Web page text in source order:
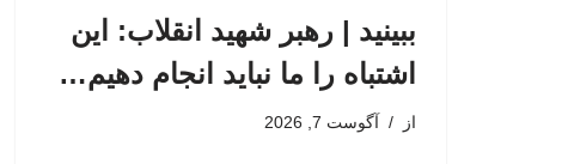
ببینید | رهبر شهید انقلاب: این
اشتباه را ما نباید انجام دهیم…
از آگوست 7, 2026